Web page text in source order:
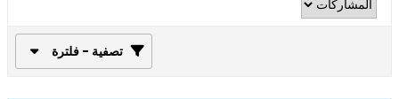
تصفية - فلترة